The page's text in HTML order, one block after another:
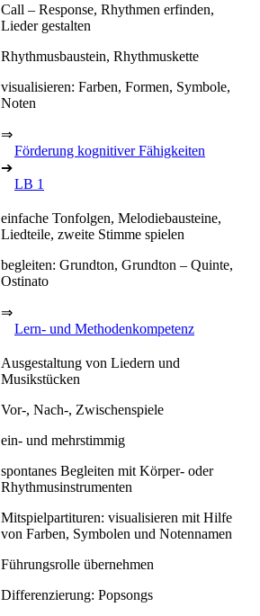
Call – Response, Rhythmen erfinden,
Lieder gestalten
Rhythmusbaustein, Rhythmuskette
visualisieren: Farben, Formen, Symbole,
Noten
⇒
Förderung kognitiver Fähigkeiten
➔
LB 1
einfache Tonfolgen, Melodiebausteine,
Liedteile, zweite Stimme spielen
begleiten: Grundton, Grundton – Quinte,
Ostinato
⇒
Lern- und Methodenkompetenz
Ausgestaltung von Liedern und
Musikstücken
Vor-, Nach-, Zwischenspiele
ein- und mehrstimmig
spontanes Begleiten mit Körper- oder
Rhythmusinstrumenten
Mitspielpartituren: visualisieren mit Hilfe
von Farben, Symbolen und Notennamen
Führungsrolle übernehmen
Differenzierung: Popsongs